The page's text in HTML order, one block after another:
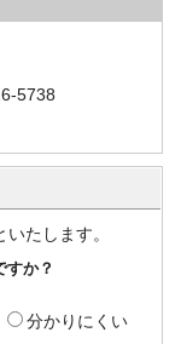
5738
たします。
すか？
分かりにくい